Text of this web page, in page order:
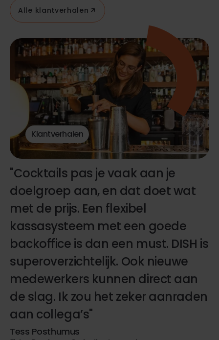
Alle klantverhalen
Klantverhalen
"Cocktails pas je vaak aan je
doelgroep aan, en dat doet wat
met de prijs. Een flexibel
kassasysteem met een goede
backoffice is dan een must. DISH is
superoverzichtelijk. Ook nieuwe
medewerkers kunnen direct aan
de slag. Ik zou het zeker aanraden
aan collega’s"
Tess Posthumus